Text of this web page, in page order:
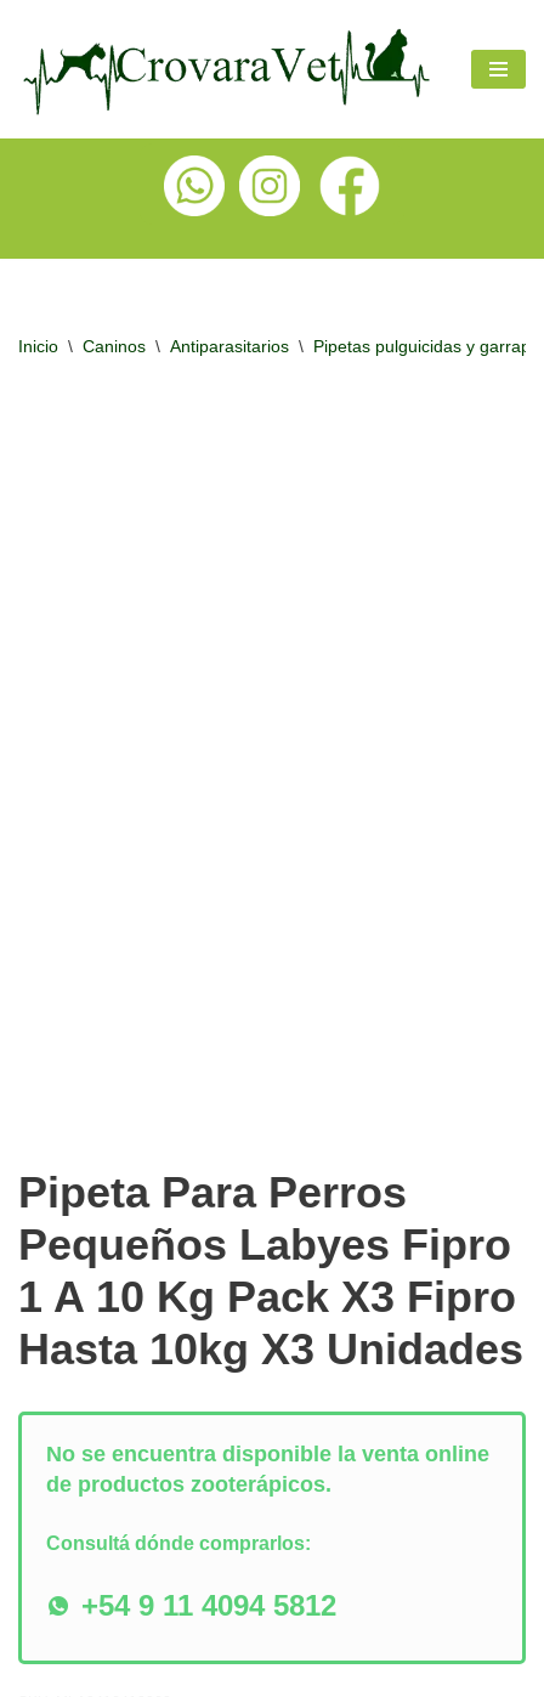
Inicio \ Caninos \ Antiparasitarios \ Pipetas pulguicidas y
Pipeta Para Perros
Pequeños Labyes Fipro
1 A 10 Kg Pack X3 Fipro
Hasta 10kg X3 Unidades
No se encuentra disponible la venta online
de productos zooterápicos.
Consultá dónde comprarlos:
+54 9 11 4094 5812